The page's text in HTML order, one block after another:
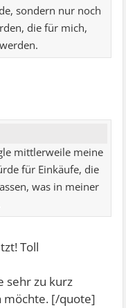
sondern nur noch
die für mich,
mittlerweile meine
für Einkäufe, die
was in meiner
Toll
sehr zu kurz
möchte. [/quote]